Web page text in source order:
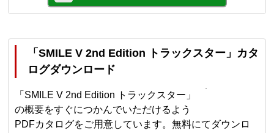
「SMILE V 2nd Edition トラックスター」カタ
ログダウンロード
「SMILE V 2nd Edition トラックスター」
の概要をすぐにつかんでいただけるよう
PDFカタログをご用意しています。無料にてダウンロ